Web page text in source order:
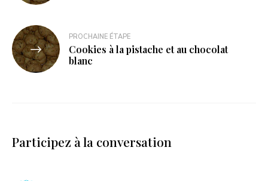
PROCHAINE ÉTAPE
Cookies à la pistache et au chocolat
blanc
Participez à la conversation